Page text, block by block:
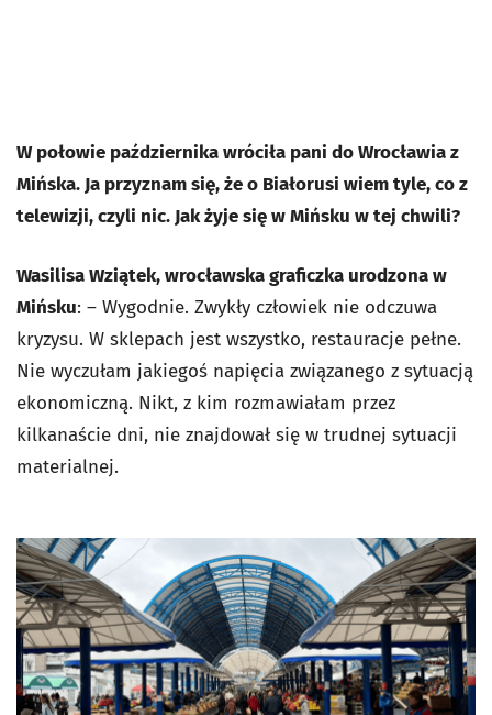
W połowie października wróciła pani do Wrocławia z
Mińska. Ja przyznam się, że o Białorusi wiem tyle, co z
telewizji, czyli nic. Jak żyje się w Mińsku w tej chwili?
Wasilisa Wziątek, wrocławska graficzka urodzona w
Mińsku: – Wygodnie. Zwykły człowiek nie odczuwa
kryzysu. W sklepach jest wszystko, restauracje pełne.
Nie wyczułam jakiegoś napięcia związanego z sytuacją
ekonomiczną. Nikt, z kim rozmawiałam przez
kilkanaście dni, nie znajdował się w trudnej sytuacji
materialnej.